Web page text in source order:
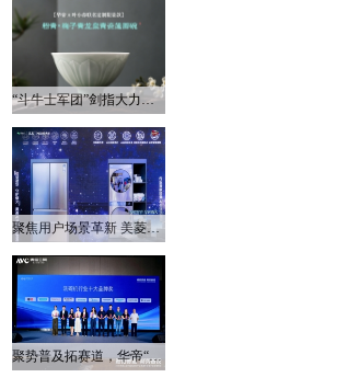
“斗牛士军团”剑指大力神杯，华帝以“一瓷一金”静候荣光
聚焦用户场景革新 美菱产品创新打造差异化居家体验
聚势普及拓赛道，华帝“亮剑”洗碗机峰会，破局存量换新